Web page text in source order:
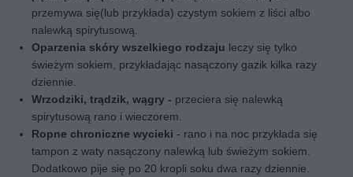
przemywa się(lub przykłada) czystym sokiem z liści albo
nalewką spirytusową.
Oparzenia skóry wszelkiego rodzaju leczy się tylko
świeżym sokiem, przykładając nasączony gazik kilka razy
dziennie.
Wrzodziki, trądzik, wągry - przeciera się nalewką
spirytusową rano i wieczorem.
Ropne chroniczne wycieki - rano i na noc przykłada się
tampon z waty nasączony nalewką lub świeżym sokiem.
Dodatkowo pije się po 20 kropli soku dwa razy dziennie.